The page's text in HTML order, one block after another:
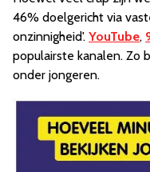
46% doelgericht via
onzinnigheid'. YouTube,
populairste kanalen. Zo
onder jongeren.